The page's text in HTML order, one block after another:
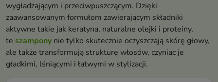
wygładzającym i przeciwpuszczącym. Dzięki
zaawansowanym formułom zawierającym składniki
aktywne takie jak keratyna, naturalne olejki i proteiny,
te szampony nie tylko skutecznie oczyszczają skórę głowy,
ale także transformują strukturę włosów, czyniąc je
gładkimi, lśniącymi i łatwymi w stylizacji.